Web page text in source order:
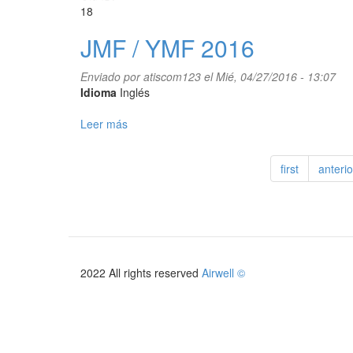
18
JMF / YMF 2016
Enviado poratiscom123 el Mié, 04/27/2016 - 13:07
Idioma Inglés
Leer más
first
2022 All rights reserved Airwell ©